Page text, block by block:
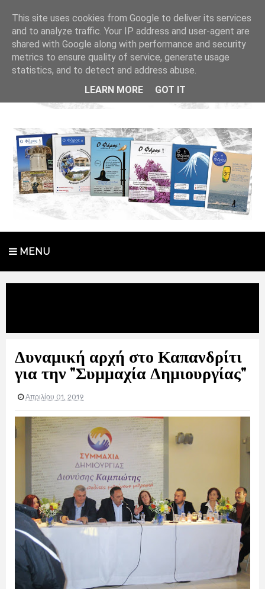
MENU
Δυναμική αρχή στο Καπανδρίτι
για την "Συμμαχία Δημιουργίας"
Απριλίου 01, 2019
This site uses cookies from Google to deliver its services
and to analyze traffic. Your IP address and user-agent are
shared with Google along with performance and security
metrics to ensure quality of service, generate usage
statistics, and to detect and address abuse.
LEARN MORE
GOT IT